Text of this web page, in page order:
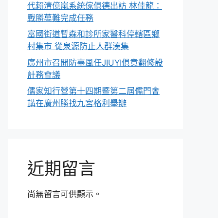
代賴清億嵐系統傢俱德出訪 林佳龍：
戰勝萬難完成任務
富國街道暫森和診所家醫科停轄區鄉
村集市 從泉源防止人群湊集
廣州市召開防臺風任JIUYI俱意翻修設
計務會議
儒家知行營第十四期暨第二屆儒門會
講在廣州勝找九宮格利舉辦
近期留言
尚無留言可供顯示。